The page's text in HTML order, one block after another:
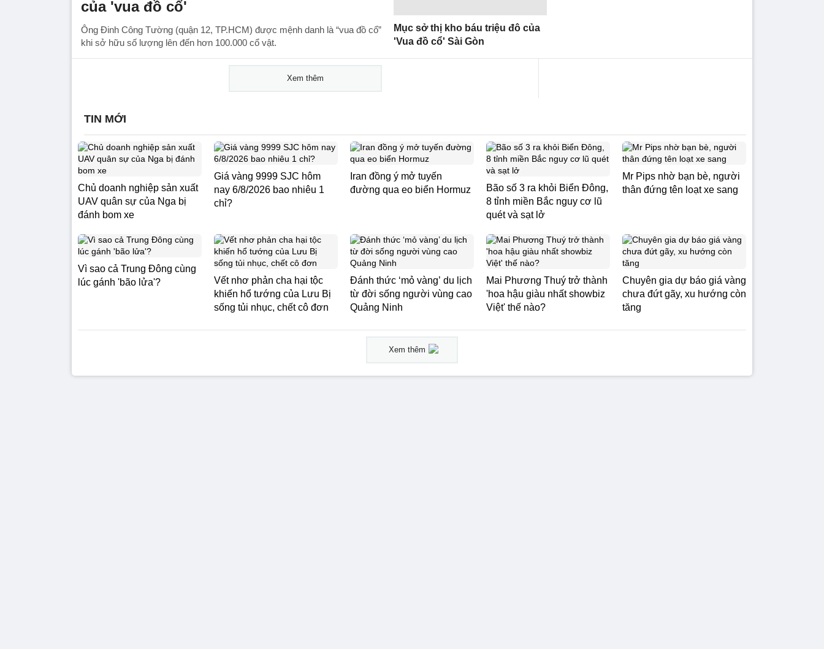
của 'vua đồ cổ'
Ông Đinh Công Tường (quận 12, TP.HCM) được mệnh danh là “vua đồ cổ”
khi sở hữu số lượng lên đến hơn 100.000 cổ vật.
Mục sở thị kho báu triệu đô của
'Vua đồ cổ' Sài Gòn
Xem thêm
TIN MỚI
Chủ doanh nghiệp sản xuất
UAV quân sự của Nga bị
đánh bom xe
Giá vàng 9999 SJC hôm
nay 6/8/2026 bao nhiêu 1
chỉ?
Iran đồng ý mở tuyến
đường qua eo biển Hormuz
Bão số 3 ra khỏi Biển Đông,
8 tỉnh miền Bắc nguy cơ lũ
quét và sạt lở
Mr Pips nhờ bạn bè, người
thân đứng tên loạt xe sang
Vì sao cả Trung Đông cùng
lúc gánh 'bão lửa'?
Vết nhơ phản cha hại tộc
khiến hổ tướng của Lưu Bị
sống tủi nhục, chết cô đơn
Đánh thức ‘mỏ vàng’ du lịch
từ đời sống người vùng cao
Quảng Ninh
Mai Phương Thuý trở thành
'hoa hậu giàu nhất showbiz
Việt' thế nào?
Chuyên gia dự báo giá vàng
chưa đứt gãy, xu hướng còn
tăng
Xem thêm